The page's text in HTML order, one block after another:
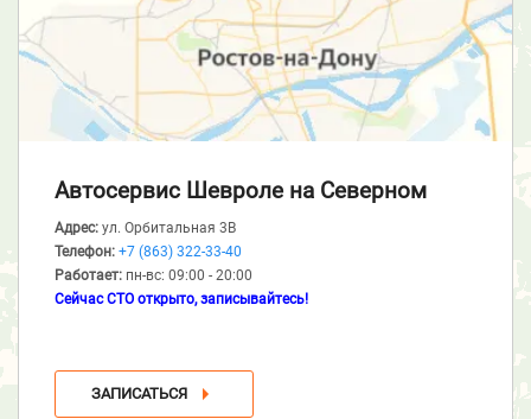
Автосервис Шевроле на Северном
Адрес: ул. Орбитальная 3В
Телефон: +7 (863) 322-33-40
Работает: пн-вс: 09:00 - 20:00
Сейчас СТО открыто, записывайтесь!
ЗАПИСАТЬСЯ